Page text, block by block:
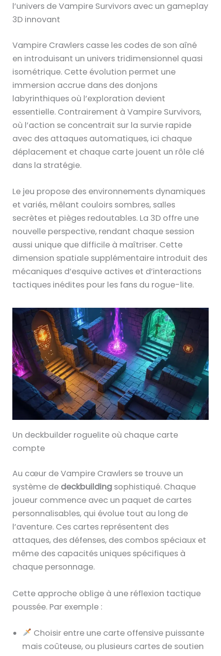
l’univers de Vampire Survivors avec un gameplay
3D innovant
Vampire Crawlers casse les codes de son aîné
en introduisant un univers tridimensionnel quasi
isométrique. Cette évolution permet une
immersion accrue dans des donjons
labyrinthiques où l’exploration devient
essentielle. Contrairement à Vampire Survivors,
où l’action se concentrait sur la survie rapide
avec des attaques automatiques, ici chaque
déplacement et chaque carte jouent un rôle clé
dans la stratégie.
Le jeu propose des environnements dynamiques
et variés, mêlant couloirs sombres, salles
secrètes et pièges redoutables. La 3D offre une
nouvelle perspective, rendant chaque session
aussi unique que difficile à maîtriser. Cette
dimension spatiale supplémentaire introduit des
mécaniques d’esquive actives et d’interactions
tactiques inédites pour les fans du rogue-lite.
Un deckbuilder roguelite où chaque carte
compte
Au cœur de Vampire Crawlers se trouve un
système de deckbuilding sophistiqué. Chaque
joueur commence avec un paquet de cartes
personnalisables, qui évolue tout au long de
l’aventure. Ces cartes représentent des
attaques, des défenses, des combos spéciaux et
même des capacités uniques spécifiques à
chaque personnage.
Cette approche oblige à une réflexion tactique
poussée. Par exemple :
Choisir entre une carte offensive puissante
mais coûteuse, ou plusieurs cartes de soutien